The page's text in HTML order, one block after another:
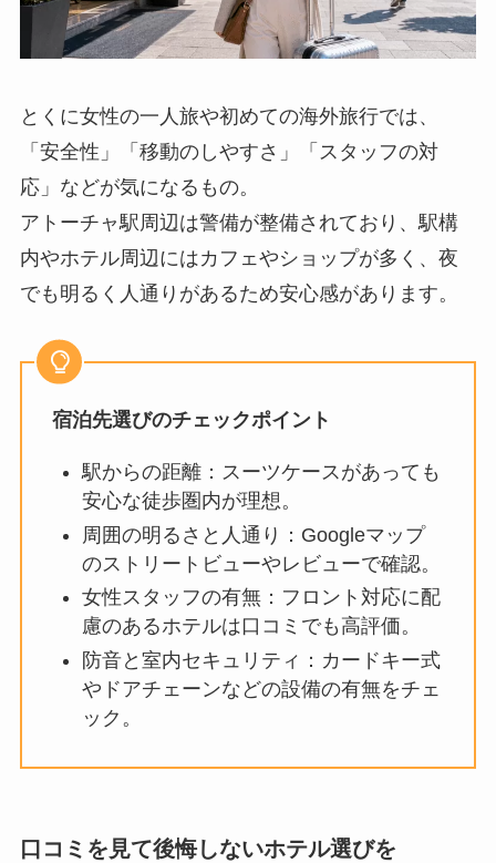
とくに女性の一人旅や初めての海外旅行では、
「安全性」「移動のしやすさ」「スタッフの対
応」などが気になるもの。
アトーチャ駅周辺は警備が整備されており、駅構
内やホテル周辺にはカフェやショップが多く、夜
でも明るく人通りがあるため安心感があります。
宿泊先選びのチェックポイント
駅からの距離：スーツケースがあっても
安心な徒歩圏内が理想。
周囲の明るさと人通り：Googleマップ
のストリートビューやレビューで確認。
女性スタッフの有無：フロント対応に配
慮のあるホテルは口コミでも高評価。
防音と室内セキュリティ：カードキー式
やドアチェーンなどの設備の有無をチェ
ック。
口コミを見て後悔しないホテル選びを